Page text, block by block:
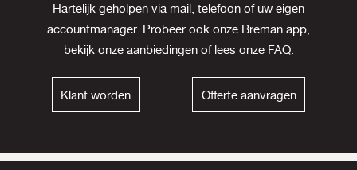
Hartelijk geholpen via mail, telefoon of uw eigen
accountmanager. Probeer ook onze Breman app,
bekijk onze aanbiedingenof lees onze FAQ.
Klant worden Offerte aanvragen